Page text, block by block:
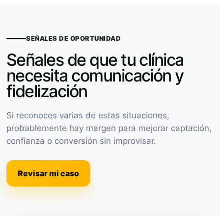
SEÑALES DE OPORTUNIDAD
Señales de que tu clínica
necesita comunicación y
fidelización
Si reconoces varias de estas situaciones,
probablemente hay margen para mejorar captación,
confianza o conversión sin improvisar.
Revisar mi caso